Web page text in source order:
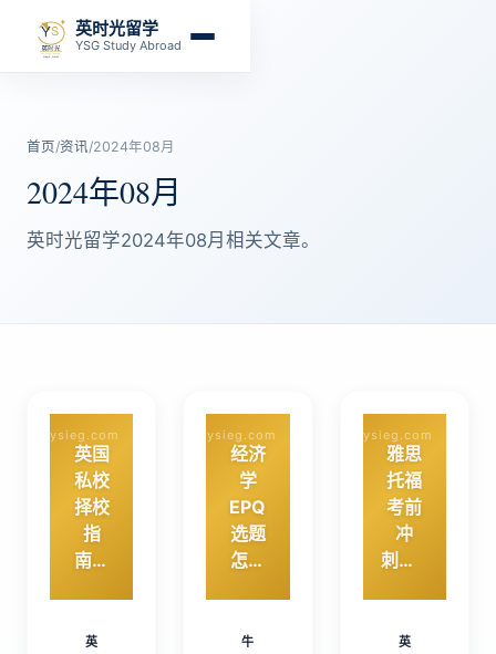
英时光留学
YSG Study Abroad
首页/资讯/2024年08月
2024年08月
英时光留学2024年08月相关文章。
ysieg.com
英国
私校
择校
指
南：
use
英
ysieg.com
经济
学
EPQ
选题
怎么
这4个
牛
ysieg.com
雅思
托福
考前
冲
刺：7
法助
英